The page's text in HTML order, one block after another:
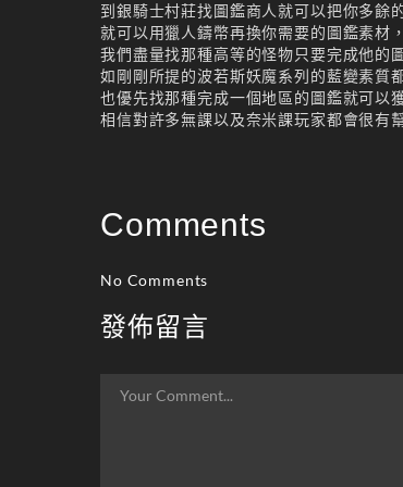
到銀騎士村莊找圖鑑商人就可以把你多餘
就可以用獵人鑄幣再換你需要的圖鑑素材
我們盡量找那種高等的怪物只要完成他的
如剛剛所提的波若斯妖魔系列的藍變素質
也優先找那種完成一個地區的圖鑑就可以
相信對許多無課以及奈米課玩家都會很有
Comments
No Comments
發佈留言